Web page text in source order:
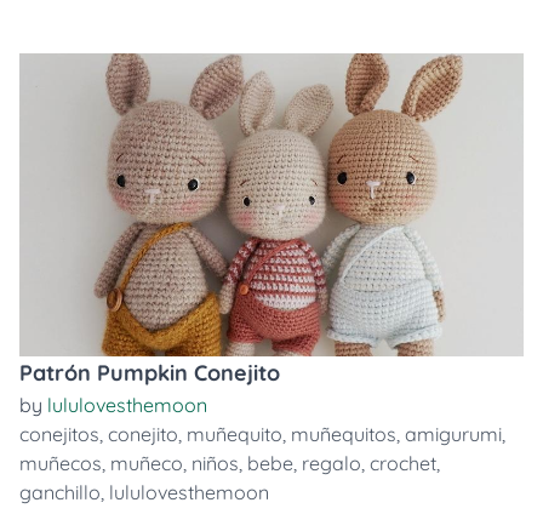
Patrón Pumpkin Conejito
by lululovesthemoon
conejitos, conejito, muñequito, muñequitos, amigurumi,
muñecos, muñeco, niños, bebe, regalo, crochet,
ganchillo, lululovesthemoon